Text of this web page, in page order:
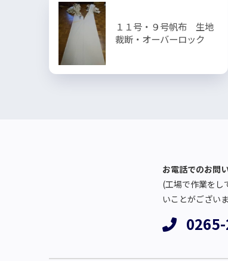
１１号・９号帆布 生地
裁断・オーバーロック
お電話でのお問
(工場で作業をし
いことがござい